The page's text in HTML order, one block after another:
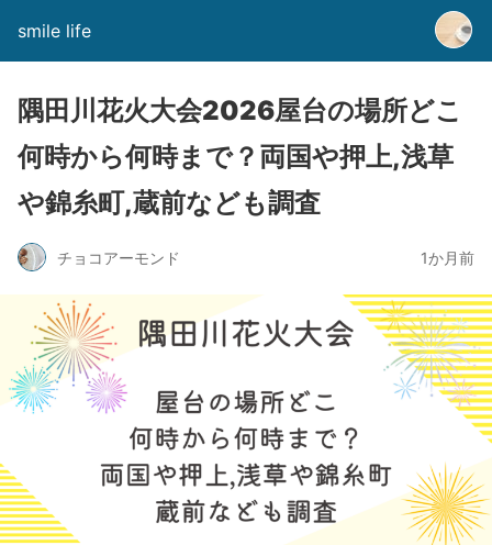
smile life
隅田川花火大会2026屋台の場所どこ
何時から何時まで？両国や押上,浅草
や錦糸町,蔵前なども調査
チョコアーモンド 1か月前